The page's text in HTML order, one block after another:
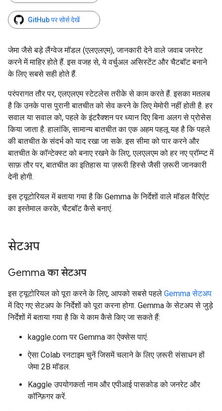
GitHub पर सोर्स देखें
जेमा जैसे बड़े लैंग्वेज मॉडल (एलएलएम), जानकारी देने वाले जवाब जनरेट
करने में माहिर होते हैं. इस वजह से, ये वर्चुअल असिस्टेंट और चैटबॉट बनाने
के लिए सबसे सही होते हैं.
परंपरागत तौर पर, एलएलएम स्टेटलेस तरीके से काम करते हैं. इसका मतलब
है कि उनके पास पुरानी बातचीत को सेव करने के लिए मेमोरी नहीं होती है. हर
सवाल या सवाल को, पहले के इंटरैक्शन पर ध्यान दिए बिना अलग से प्रोसेस
किया जाता है. हालांकि, सामान्य बातचीत का एक अहम पहलू यह है कि पहले
की बातचीत के संदर्भ को याद रखा जा सके. इस सीमा को पार करने और
बातचीत के कॉन्टेक्स्ट को बनाए रखने के लिए, एलएलएम को हर नए प्रॉम्प्ट में
साफ़ तौर पर, बातचीत का इतिहास या ज़रूरी हिस्से जैसी ज़रूरी जानकारी
देनी होगी.
इस ट्यूटोरियल में बताया गया है कि Gemma के निर्देशों वाले मॉडल वैरिएंट
का इस्तेमाल करके, चैटबॉट कैसे बनाएं.
सेटअप
Gemma का सेटअप
इस ट्यूटोरियल को पूरा करने के लिए, आपको सबसे पहले Gemma सेटअप
में दिए गए सेटअप के निर्देशों को पूरा करना होगा. Gemma के सेटअप से जुड़े
निर्देशों में बताया गया है कि ये काम कैसे किए जा सकते हैं:
kaggle.com पर Gemma का ऐक्सेस पाएं.
ऐसा Colab रनटाइम चुनें जिसमें चलाने के लिए ज़रूरी संसाधन हों
जेमा 2B मॉडल.
Kaggle उपयोगकर्ता नाम और एपीआई पासकोड को जनरेट और
कॉन्फ़िगर करें.